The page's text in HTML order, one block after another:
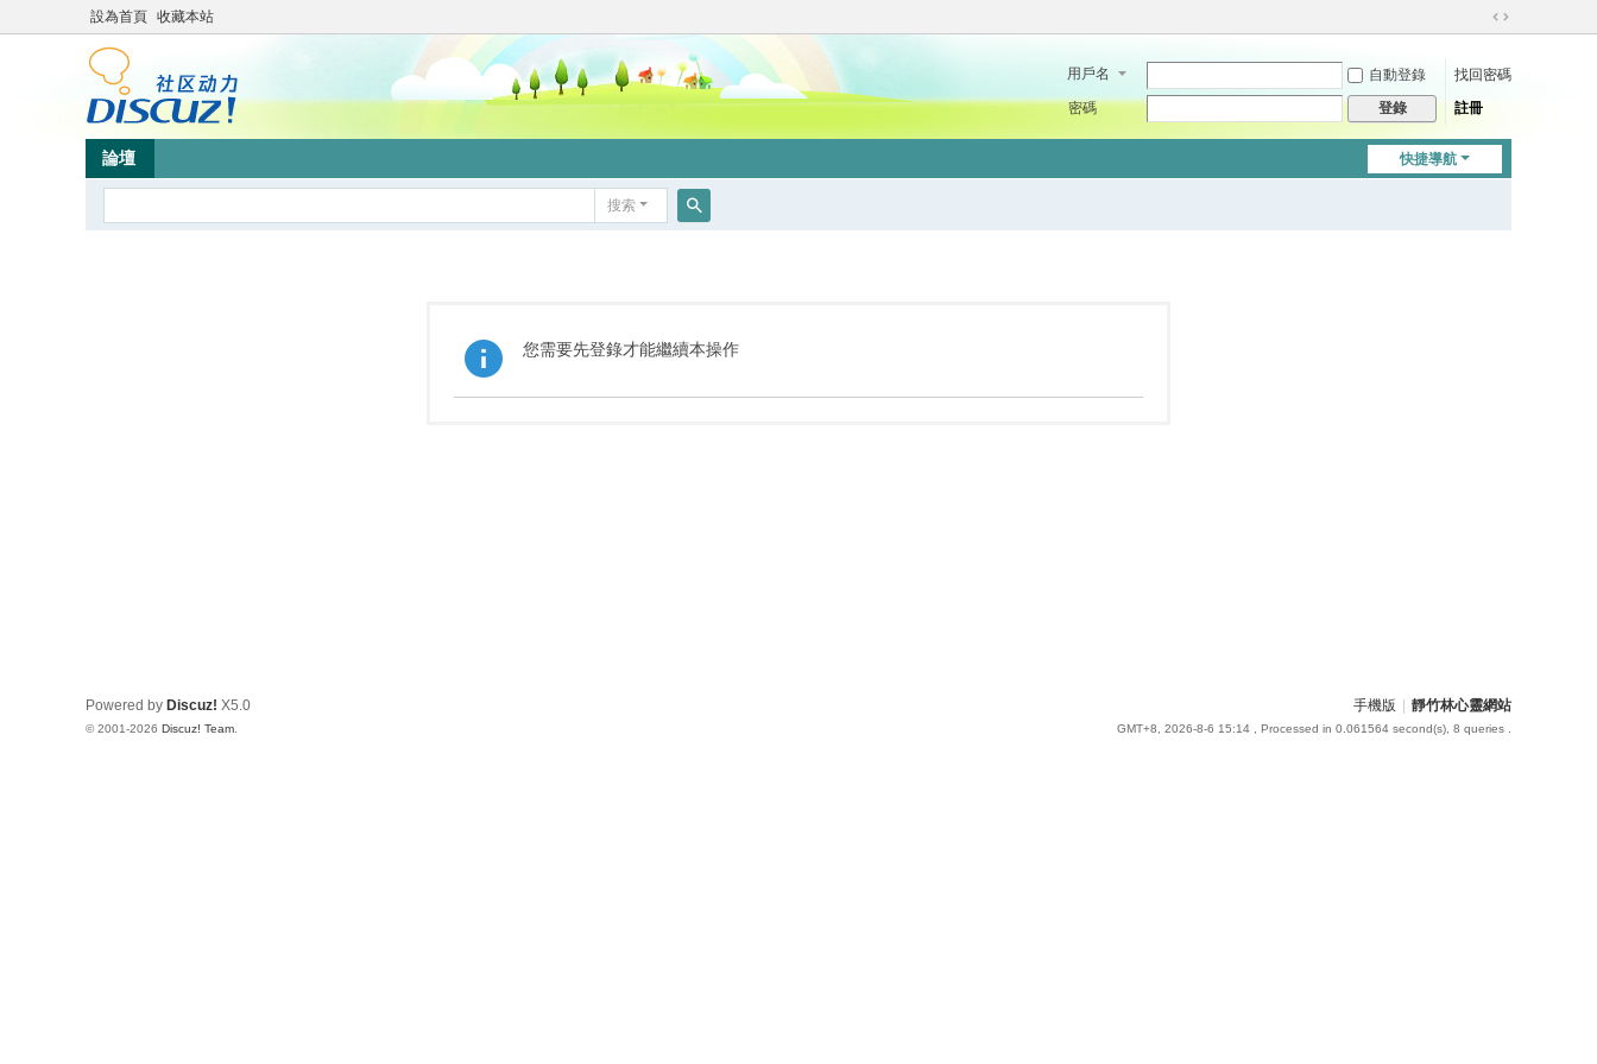
設為首頁 收藏本站
切
到
用戶名 自動登錄
找回密碼
密碼
登錄 註冊
快捷導航
論壇
搜索
您需要先登錄才能繼續本操作
手機版 靜竹林心靈網站
GMT+8, 2026-8-6 15:14 , Processed in 0.061564 second(s), 8 queries .
Powered by Discuz! X5.0
© 2001-2026 Discuz! Team